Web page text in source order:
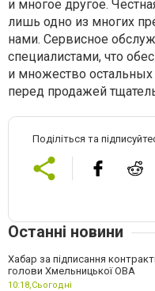
и многое другое.
лишь одно из многих
нами. Сервисное
специалистами, что
и множество
перед продажей
Поділіться та
Останні новини
Хабар за підписання
голови Хмельницької ОВА
10:18,Сьогодні